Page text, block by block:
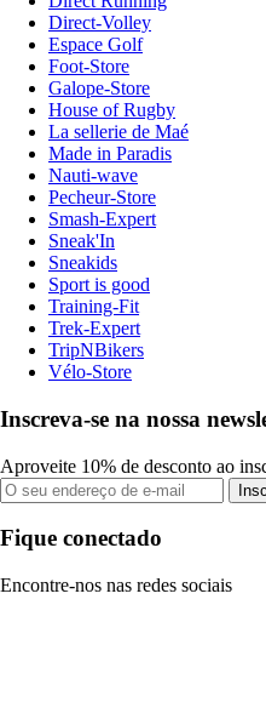
Direct-Volley
Espace Golf
Foot-Store
Galope-Store
House of Rugby
La sellerie de Maé
Made in Paradis
Nauti-wave
Pecheur-Store
Smash-Expert
Sneak'In
Sneakids
Sport is good
Training-Fit
Trek-Expert
TripNBikers
Vélo-Store
Inscreva-se na nossa
Aproveite 10% de desconto ao
Fique conectado
Encontre-nos nas redes sociais